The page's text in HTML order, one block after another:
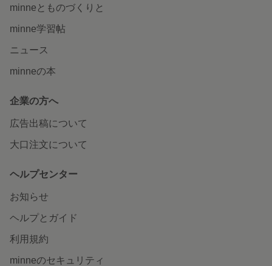
minneとものづくりと
minne学習帖
ニュース
minneの本
企業の方へ
広告出稿について
大口注文について
ヘルプセンター
お知らせ
ヘルプとガイド
利用規約
minneのセキュリティ